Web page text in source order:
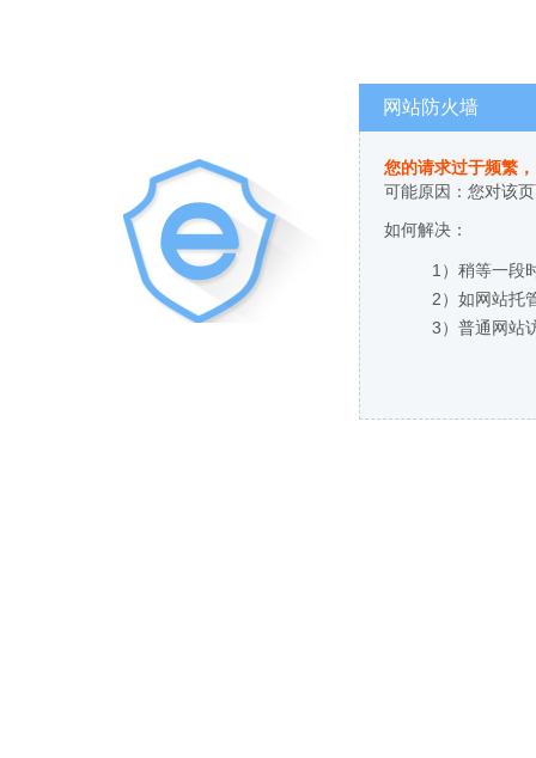
网站防火墙
您的请求过于频繁
可能原因：您对该
如何解决：
1）稍等一段
2）如网站托
3）普通网站